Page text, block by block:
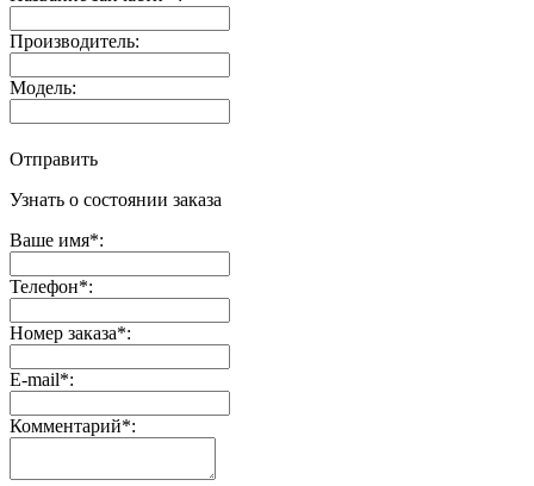
Производитель:
Модель:
Отправить
Узнать о состоянии заказа
Ваше имя*:
Телефон*:
Номер заказа*:
E-mail*:
Комментарий*: